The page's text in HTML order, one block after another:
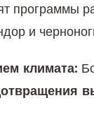
программы
и
климата: